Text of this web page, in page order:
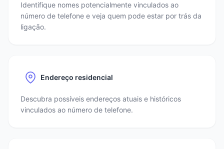
Identifique nomes potencialmente vinculados ao
número de telefone e veja quem pode estar por trás da
ligação.
Endereço residencial
Descubra possíveis endereços atuais e históricos
vinculados ao número de telefone.